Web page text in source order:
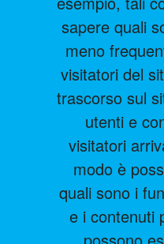
sapere quali
meno
visitatori del
trascorso sul
utenti e
visitatori
modo è
quali sono i
e i contenuti